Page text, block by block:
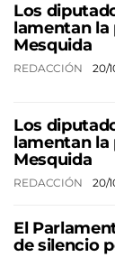
Los
lamentan la
Mesquida
REDACCIÓN 20/
Los
lamentan la
Mesquida
REDACCIÓN 20/
El
de silencio